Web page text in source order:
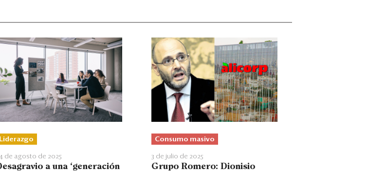
Liderazgo
de agosto de 2025
Desagravio a una ‘generación
Consumo masivo
3 de julio de 2025
Grupo Romero: Dionisio